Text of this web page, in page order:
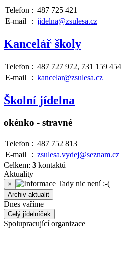
Telefon : 487 725 421
E-mail
: jidelna@zsulesa.cz
Kancelář školy
Telefon : 487 727 972, 731 159 454
E-mail
: kancelar@zsulesa.cz
Školní jídelna
okénko - stravné
Telefon : 487 752 813
E-mail
: zsulesa.vydej@seznam.cz
Celkem: 3 kontaktů
Aktuality
× Tady nic není :-(
Archiv aktualit
Dnes vaříme
Celý jídelníček
Spolupracující organizace